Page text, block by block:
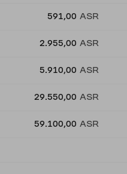
591,00 ASR
2.955,00 ASR
5.910,00 ASR
29.550,00 ASR
59.100,00 ASR